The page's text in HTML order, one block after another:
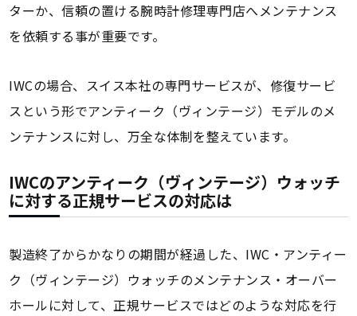
ターか、信頼の置ける腕時計修理専門店へメンテナンス
を依頼する事が重要です。
IWCの場合、スイス本社の専門サービスが、修復サービ
スという形でアンティーク（ヴィンテージ）モデルのメ
ンテナンスに対し、万全な体制を整えています。
IWCのアンティーク（ヴィンテージ）ウォッチ
に対する正規サービスの対応は
製造終了からかなりの期間が経過した、IWC・アンティー
ク（ヴィンテージ）ウォッチのメンテナンス・オーバー
ホールに対して、正規サービスではどのような対応を行